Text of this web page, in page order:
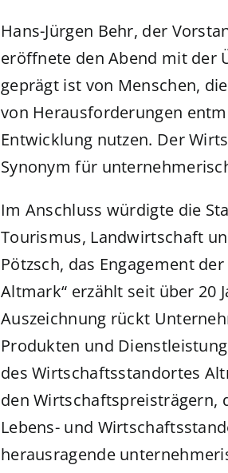
Hans-Jürgen Behr, der
eröffnete den Abend mit der
geprägt ist von Menschen,
von Herausforderungen
Entwicklung nutzen. Der
Synonym für
Im Anschluss würdigte die
Tourismus, Landwirtschaft
Pötzsch, das Engagement
Altmark“ erzählt seit über 20
Auszeichnung rückt
Produkten und
des Wirtschaftsstandortes
den Wirtschaftspreisträgern,
Lebens- und
herausragende